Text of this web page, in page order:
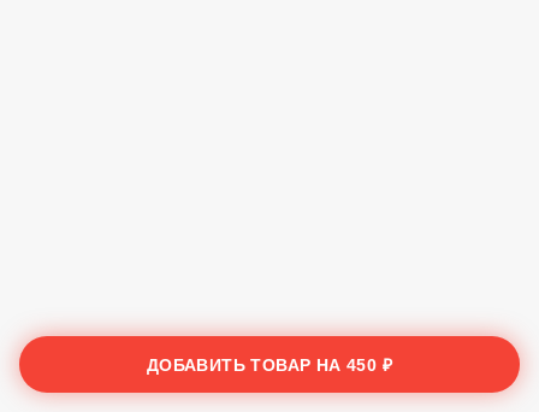
ДОБАВИТЬ ТОВАР НА450 ₽